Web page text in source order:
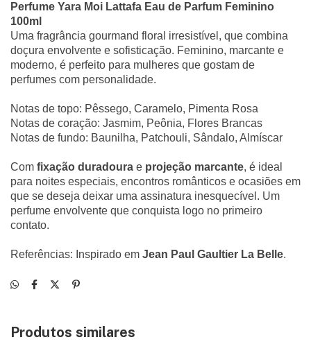
Perfume Yara Moi Lattafa Eau de Parfum Feminino
100ml
Uma fragrância gourmand floral irresistível, que combina
doçura envolvente e sofisticação. Feminino, marcante e
moderno, é perfeito para mulheres que gostam de
perfumes com personalidade.
Notas de topo: Pêssego, Caramelo, Pimenta Rosa
Notas de coração: Jasmim, Peônia, Flores Brancas
Notas de fundo: Baunilha, Patchouli, Sândalo, Almíscar
Com fixação duradoura e projeção marcante, é ideal
para noites especiais, encontros românticos e ocasiões em
que se deseja deixar uma assinatura inesquecível. Um
perfume envolvente que conquista logo no primeiro
contato.
Referências: Inspirado em Jean Paul Gaultier La Belle.
Produtos similares